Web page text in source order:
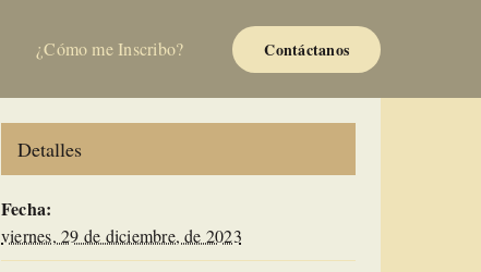
¿Cómo me Inscribo? Contáctanos
Detalles
Fecha:
viernes, 29 de diciembre, de 2023